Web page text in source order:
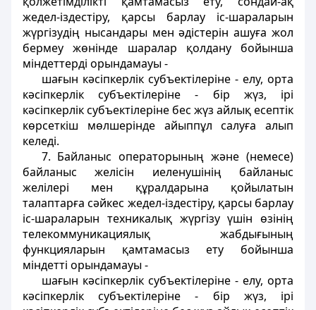
жедел-іздестіру, қарсы барлау іс-шараларын
жүргізудің нысандары мен әдістерін ашуға жол
бермеу жөнінде шаралар қолдану бойынша
міндеттерді орындамауы -
шағын кәсiпкерлiк субъектiлерiне - елу, орта
кәсiпкерлiк субъектiлерiне - бір жүз, iрi
кәсiпкерлiк субъектiлерiне бес жүз айлық есептiк
көрсеткiш мөлшерiнде айыппұл салуға алып
келеді.
7. Байланыс операторының және (немесе)
байланыс желісін иеленушінің байланыс
желілері мен құралдарына қойылатын
талаптарға сәйкес жедел-іздестіру, қарсы барлау
іс-шараларын техникалық жүргізу үшін өзінің
телекоммуникациялық жабдығының
функцияларын қамтамасыз ету бойынша
міндетті орындамауы -
шағын кәсiпкерлiк субъектiлерiне - елу, орта
кәсiпкерлiк субъектiлерiне - бір жүз, iрi